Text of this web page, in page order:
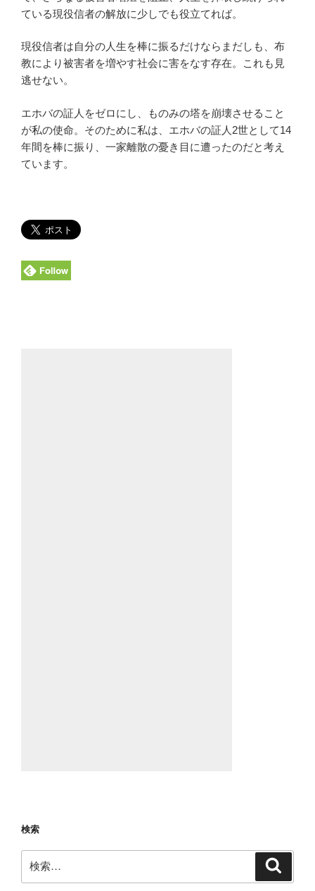
ている現役信者の解放に少しでも役立てれば。
現役信者は自分の人生を棒に振るだけならまだしも、布
教により被害者を増やす社会に害をなす存在。これも見
逃せない。
エホバの証人をゼロにし、ものみの塔を崩壊させること
が私の使命。そのために私は、エホバの証人2世として14
年間を棒に振り、一家離散の憂き目に遭ったのだと考え
ています。
検索
索: